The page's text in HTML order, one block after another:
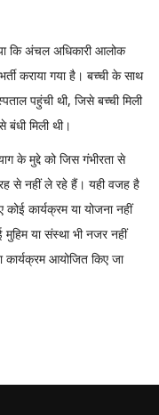
कि अंचल अधिकारी आलोक
कराया गया है। बच्ची के साथ
पहुंची थी, जिसे बच्ची मिली
बंधी मिली थी।
के मुद्दे को जिस गंभीरता से
से नहीं ले रहे हैं। यही वजह है
कार्यक्रम या योजना नहीं
मुहिम या संस्था भी नजर नहीं
आयोजित किए जा